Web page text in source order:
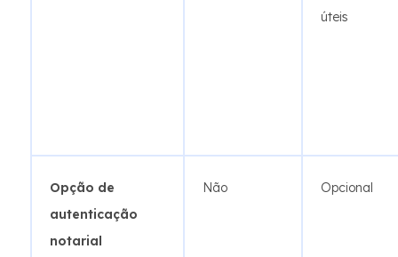
úteis
Opção de
autenticação
notarial
Não Opcional